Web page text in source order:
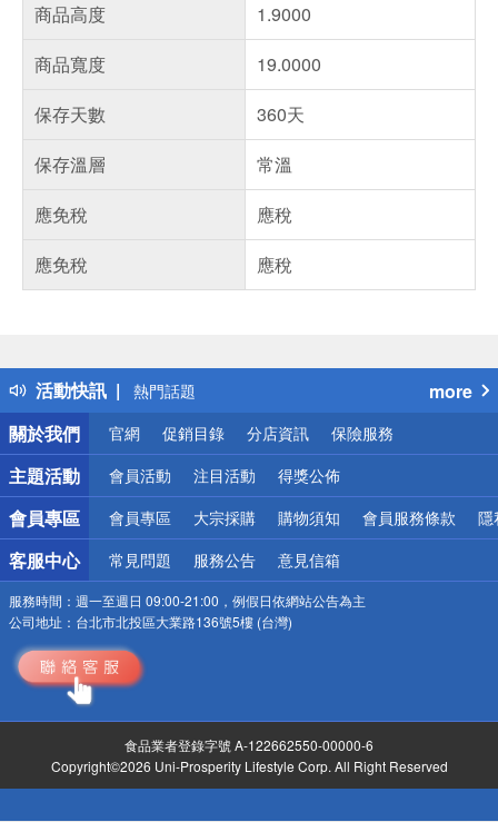
商品高度
1.9000
商品寬度
19.0000
保存天數
360天
保存溫層
常溫
應免稅
應稅
應免稅
應稅
活動快訊
得獎公告
熱門話題
銀行優惠
偏遠地區配送
詐騙網頁！請小心！
more
關於我們
官網 促銷目錄 分店資訊 保險服務
主題活動 會員活動 注目活動 得獎公佈
會員專區 會員專區 大宗採購 購物須知 會員服務條款 隱
客服中心 常見問題 服務公告 意見信箱
服務時間： 週一至週日 09:00-21:00，例假日依網站公告為主
公司地址： 台北市北投區大業路136號5樓 (台灣)
食品業者登錄字號 A-122662550-00000-6
Copyright©2026 Uni-Prosperity Lifestyle Corp. All Right Reserved